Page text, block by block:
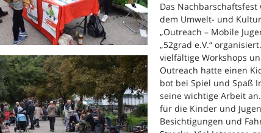
Das
dem Umwelt- und
„Outreach – Mobile
„52grad e.V.“
vielfältige Workshops
Outreach hatte einen
bot bei Spiel und Spaß
seine wichtige Arbeit
für die Kinder und
Besichtigungen und